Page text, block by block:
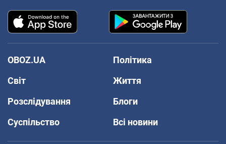
OBOZ.UA
Політика
Світ
Життя
Розслідування
Блоги
Суспільство
Всі новини